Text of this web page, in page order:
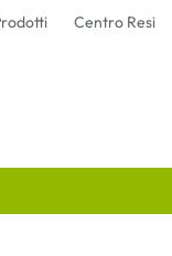
Centro Resi